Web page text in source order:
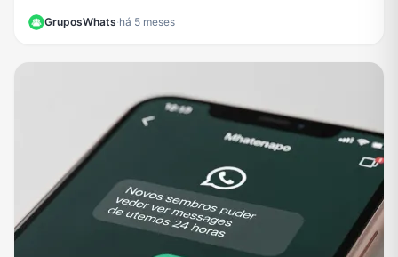
GruposWhats·há 5 meses